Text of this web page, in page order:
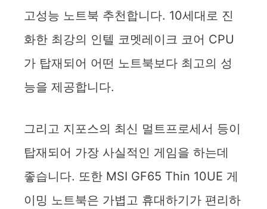
고성능 노트북 추천합니다. 10세대로 진
화한 최강의 인텔 코멧레이크 코어 CPU
가 탑재되어 어떤 노트북보다 최고의 성
능을 제공합니다.
그리고 지포스의 최신 멀트프로세서 등이
탑재되어 가장 사실적인 게임을 하는데
좋습니다. 또한 MSI GF65 Thin 10UE 게
이밍 노트북은 가볍고 휴대하기가 편리하